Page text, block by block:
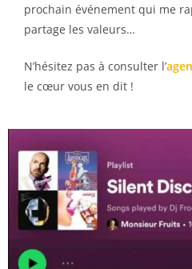
prochain événement qui me
partage les valeurs…
N’hésitez pas à consulter l’
le cœur vous en dit !